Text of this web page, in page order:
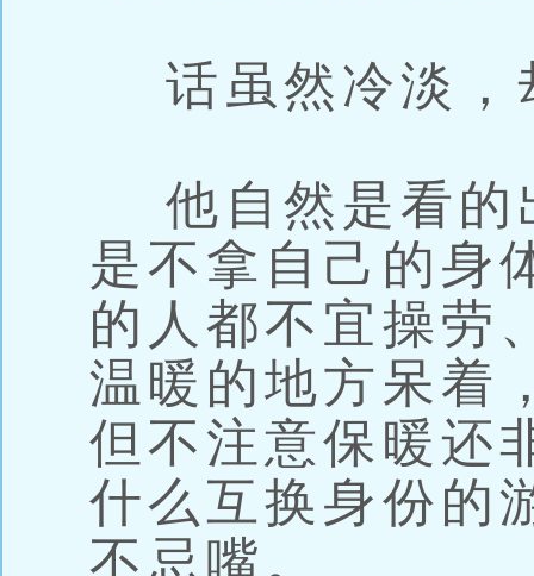
话虽然冷淡，
他自然是看的
是不拿自己的身
的人都不宜操劳
温暖的地方呆着
但不注意保暖还
什么互换身份的
不忌嘴。